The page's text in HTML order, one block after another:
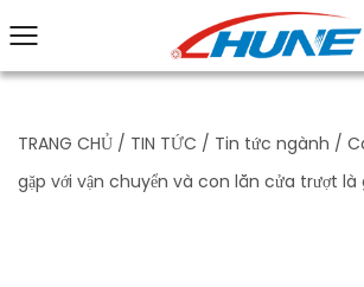
TRANG CHỦ / TIN TỨC / Tin tức ngành /
gặp với vận chuyển và con lăn cửa trượt là